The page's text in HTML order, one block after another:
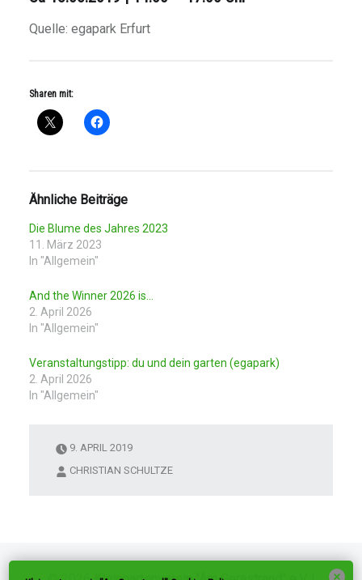
Quelle: egapark Erfurt
Sharen mit:
Ähnliche Beiträge
Die Blume des Jahres 2023
11. März 2023
In "Allgemein"
And the Winner 2026 is…
2. April 2026
In "Allgemein"
Veranstaltungstipp: du und dein garten (egapark)
2. April 2026
In "Allgemein"
9. APRIL 2019
CHRISTIAN SCHULTZE